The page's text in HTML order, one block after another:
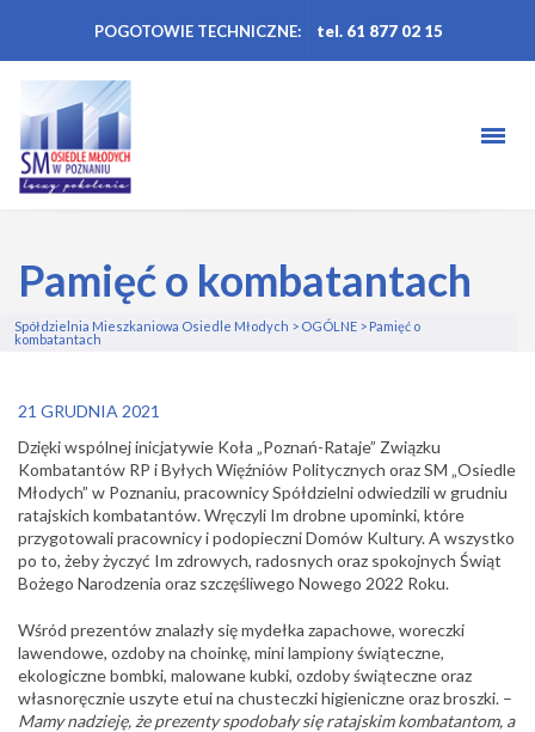
POGOTOWIE TECHNICZNE: tel. 61 877 02 15
Pamięć o kombatantach
Spółdzielnia Mieszkaniowa Osiedle Młodych > OGÓLNE > Pamięć o
kombatantach
21 GRUDNIA 2021
Dzięki wspólnej inicjatywie Koła „Poznań-Rataje” Związku
Kombatantów RP i Byłych Więźniów Politycznych oraz SM „Osiedle
Młodych” w Poznaniu, pracownicy Spółdzielni odwiedzili w grudniu
ratajskich kombatantów. Wręczyli Im drobne upominki, które
przygotowali pracownicy i podopieczni Domów Kultury. A wszystko
po to, żeby życzyć Im zdrowych, radosnych oraz spokojnych Świąt
Bożego Narodzenia oraz szczęśliwego Nowego 2022 Roku.
Wśród prezentów znalazły się mydełka zapachowe, woreczki
lawendowe, ozdoby na choinkę, mini lampiony świąteczne,
ekologiczne bombki, malowane kubki, ozdoby świąteczne oraz
własnoręcznie uszyte etui na chusteczki higieniczne oraz broszki. –
Mamy nadzieję, że prezenty spodobały się ratajskim kombatantom, a